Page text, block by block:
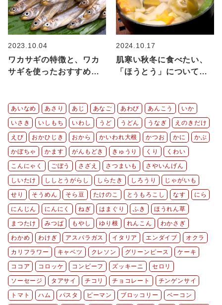
2023.10.04
ワカサギの特徴と、ワカ
サギを使ったおすすめレ
2024.10.17
肌寒い秋冬に食べたい、
「ほうとう」についてご
あいなめ あさり あじ あなご あわび あんこう いか
いさき いしもち いわし うど うどん うなぎ えのきだけ
えび おかひじき おから かいわれ大根 かつお かに かぶ
かぼちゃ かます がんもどき きゅうり くり くわい
こんにゃく ごぼう さざえ さつまいも さやいんげん
しいたけ ししとうがらし しらたき しろうり じゃがいも
せり そうめん そら豆 たけのこ とうもろこし なす にら
にんじん にんにく ねぎ はまぐり ふき ほうれん草
まつたけ みつば もやし ゆり根 れんこん わかさぎ
わかめ わけぎ アスパラガス イタリア エンダイブ オクラ
カリフラワー キャベツ クレソン グリーンピース ケーキ
ココア コロッケ コンビーフ ズッキーニ セロリ
ソーセージ タアサイ チコリ チョコレート チンゲンサイ
トマト ハム パスタ ピーマン ブロッコリー ベーコン